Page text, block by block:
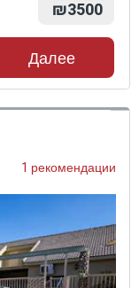
₪3500
Далее
1 рекомендации